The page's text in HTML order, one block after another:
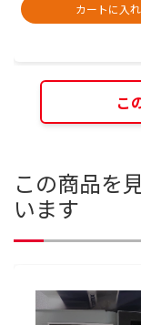
カートに入
こ
この商品を
います